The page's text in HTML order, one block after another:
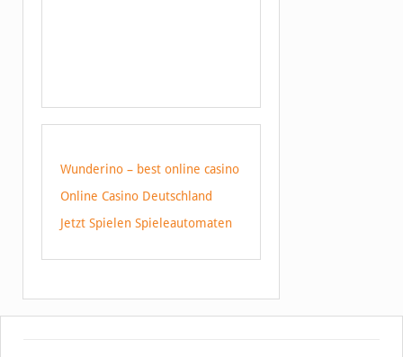
Wunderino – best online casino
Online Casino Deutschland
Jetzt Spielen Spieleautomaten